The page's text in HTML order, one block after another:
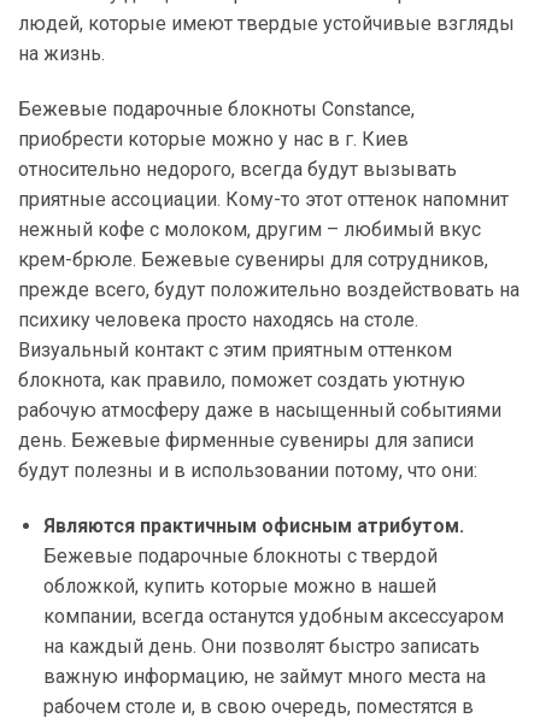
людей, которые имеют твердые устойчивые взгляды
на жизнь.
Бежевые подарочные блокноты Constance,
приобрести которые можно у нас в г. Киев
относительно недорого, всегда будут вызывать
приятные ассоциации. Кому-то этот оттенок напомнит
нежный кофе с молоком, другим – любимый вкус
крем-брюле. Бежевые сувениры для сотрудников,
прежде всего, будут положительно воздействовать на
психику человека просто находясь на столе.
Визуальный контакт с этим приятным оттенком
блокнота, как правило, поможет создать уютную
рабочую атмосферу даже в насыщенный событиями
день. Бежевые фирменные сувениры для записи
будут полезны и в использовании потому, что они:
Являются практичным офисным атрибутом.
Бежевые подарочные блокноты с твердой
обложкой, купить которые можно в нашей
компании, всегда останутся удобным аксессуаром
на каждый день. Они позволят быстро записать
важную информацию, не займут много места на
рабочем столе и, в свою очередь, поместятся в